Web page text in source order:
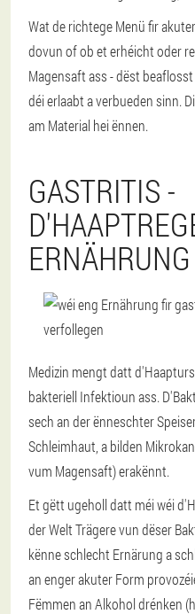
Wat de richtege Menü fir
dovun of ob et erhéicht oder
Magensaft ass - dëst
déi erlaabt a verbueden sinn.
am Material hei ënnen.
GASTRITIS -
ERNÄHRUNG
Medizin mengt datt
bakteriell Infektioun ass.
sech an der ënneschter
Schleimhaut, a bilden
vum Magensaft) erakënnt.
Et gëtt ugeholl datt méi wéi
der Welt Trägere vun dëser
kënne schlecht Ernärung a
an enger akuter Form
Fëmmen an Alkohol drénken